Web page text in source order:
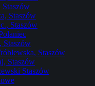
Staszów
Staszów
Staszów
Staszów
Staszów
Staszów